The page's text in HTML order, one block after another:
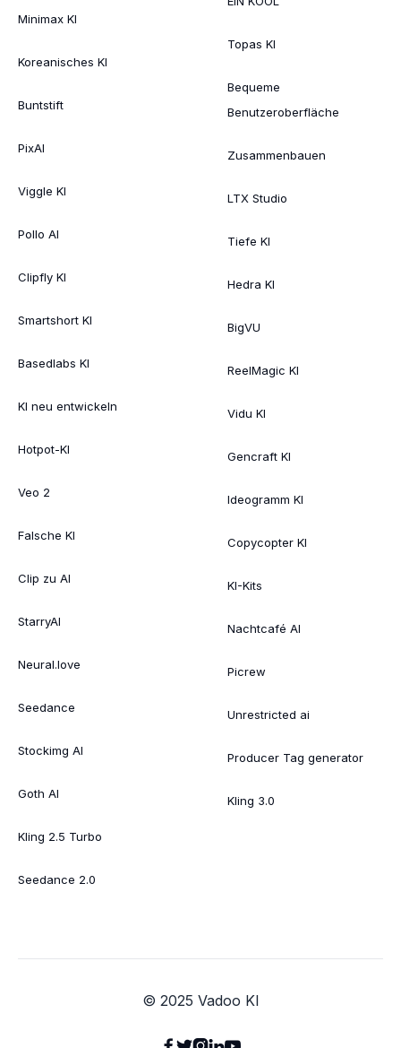
Minimax KI
Koreanisches KI
Buntstift
PixAI
Viggle KI
Pollo AI
Clipfly KI
Smartshort KI
Basedlabs KI
KI neu entwickeln
Hotpot-KI
Veo 2
Falsche KI
Clip zu AI
StarryAI
Neural.love
Seedance
Stockimg AI
Goth AI
Kling 2.5 Turbo
Seedance 2.0
Topas KI
Bequeme
Benutzeroberfläche
Zusammenbauen
LTX Studio
Tiefe KI
Hedra KI
BigVU
ReelMagic KI
Vidu KI
Gencraft KI
Ideogramm KI
Copycopter KI
KI-Kits
Nachtcafé AI
Picrew
Unrestricted ai
Producer Tag generator
Kling 3.0
© 2025 Vadoo KI